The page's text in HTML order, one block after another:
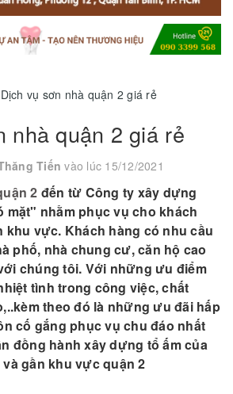
Dịch vụ sơn nhà quận 2 giá rẻ
nhà quận 2 giá rẻ
Tiến vào lúc 15/12/2021
2 đến từ Công ty xây dựng
mặt" nhằm phục vụ cho khách
khu vực. Khách hàng có nhu cầu
phố, nhà chung cư, căn hộ cao
chúng tôi. Với những ưu điểm
tình trong công việc, chất
theo đó là những ưu đãi hấp
cố gắng phục vụ chu đáo nhất
đồng hành xây dựng tổ ấm của
gần khu vực quận 2